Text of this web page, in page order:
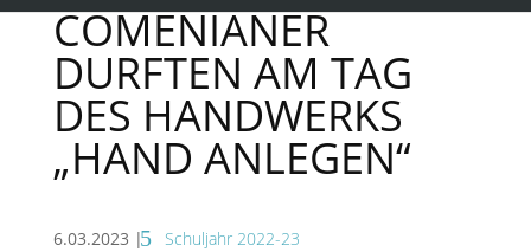
COMENIANER
DURFTEN AM TAG
DES HANDWERKS
„HAND ANLEGEN“
6.03.2023 | Schuljahr 2022-23